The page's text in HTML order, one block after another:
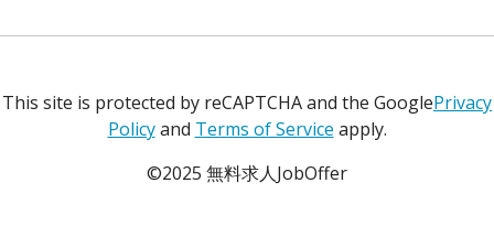
This site is protected by reCAPTCHA and the GooglePrivacy
Policyand Terms of Service apply.
©2025 無料求人JobOffer